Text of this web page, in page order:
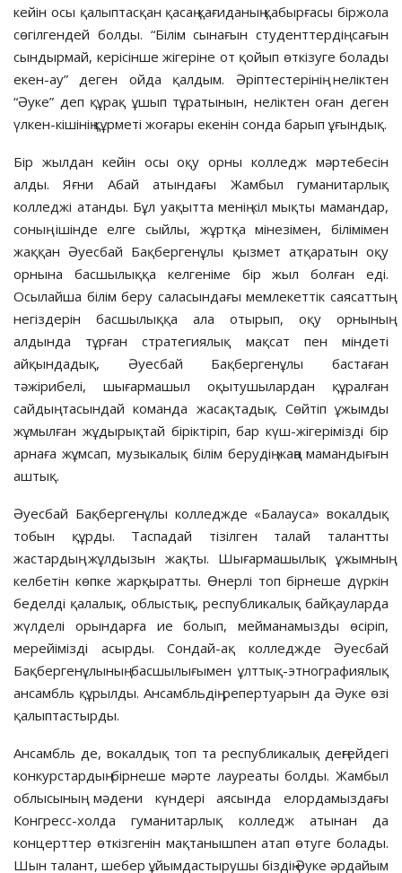
кейін осы қалыптасқан қасаң қағиданың қабырғасы біржола
сөгілгендей болды. “Білім сынағын студенттердің сағын
сындырмай, керісінше жігеріне от қойып өткізуге болады
екен-ау” деген ойда қалдым. Әріптестерінің неліктен
“Әуке” деп құрақ ұшып тұратынын, неліктен оған деген
үлкен-кішінің құрметі жоғары екенін сонда барып ұғындық.
Бір жылдан кейін осы оқу орны колледж мәртебесін
алды. Яғни Абай атындағы Жамбыл гуманитарлық
колледжі атанды. Бұл уақытта менің кіл мықты мамандар,
соның ішінде елге сыйлы, жұртқа мінезімен, білімімен
жаққан Әуесбай Бақбергенұлы қызмет атқаратын оқу
орнына басшылыққа келгеніме бір жыл болған еді.
Осылайша білім беру саласындағы мемлекеттік саясаттың
негіздерін басшылыққа ала отырып, оқу орнының
алдында тұрған стратегиялық мақсат пен міндеті
айқындадық, Әуесбай Бақбергенұлы бастаған
тәжірибелі, шығармашыл оқытушылардан құралған
сайдың тасындай команда жасақтадық. Сөйтіп ұжымды
жұмылған жұдырықтай біріктіріп, бар күш-жігерімізді бір
арнаға жұмсап, музыкалық білім берудің жаңа мамандығын
аштық.
Әуесбай Бақбергенұлы колледжде «Балауса» вокалдық
тобын құрды. Таспадай тізілген талай талантты
жастардың жұлдызын жақты. Шығармашылық ұжымның
келбетін көпке жарқыратты. Өнерлі топ бірнеше дүркін
беделді қалалық, облыстық, республикалық байқауларда
жүлделі орындарға ие болып, мейманамызды өсіріп,
мерейімізді асырды. Сондай-ақ колледжде Әуесбай
Бақбергенұлының басшылығымен ұлттық-этнографиялық
ансамбль құрылды. Ансамбльдің репертуарын да Әуке өзі
қалыптастырды.
Ансамбль де, вокалдық топ та республикалық деңгейдегі
конкурстардың бірнеше мәрте лауреаты болды. Жамбыл
облысының мәдени күндері аясында елордамыздағы
Конгресс-холда гуманитарлық колледж атынан да
концерттер өткізгенін мақтанышпен атап өтуге болады.
Шын талант, шебер ұйымдастырушы біздің Әуке әрдайым